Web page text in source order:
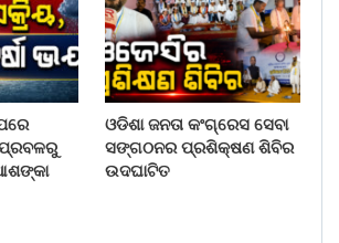
ଓଡିଶା ଜନତା କଂଗ୍ରେସ ସେବା
ସଙ୍ଗଠନର ପ୍ରଶିକ୍ଷଣ ଶିବିର
ଉଦଘାଟିତ